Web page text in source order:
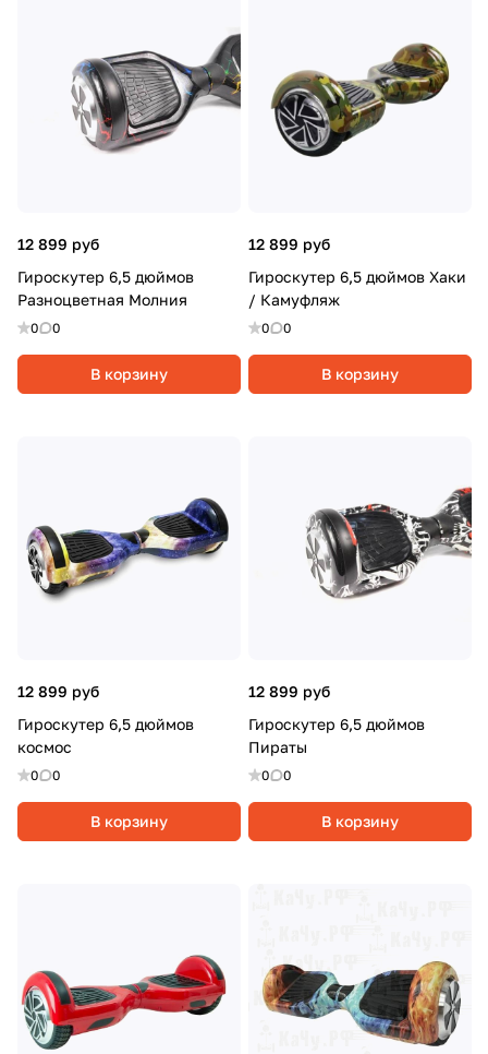
12 899 руб
Гироскутер 6,5 дюймов
Разноцветная Молния
0 0
В корзину
12 899 руб
Гироскутер 6,5 дюймов Хаки
/ Камуфляж
0 0
В корзину
12 899 руб
Гироскутер 6,5 дюймов
космос
0 0
В корзину
12 899 руб
Гироскутер 6,5 дюймов
Пираты
0 0
В корзину